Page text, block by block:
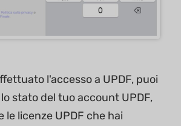
l'accesso a UPDF, puoi
stato del tuo account UPDF,
le licenze UPDF che hai